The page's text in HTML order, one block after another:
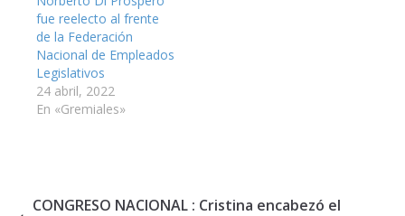
fue reelecto al frente
de la Federación
Nacional de Empleados
Legislativos
24 abril, 2022
En «Gremiales»
CONGRESO NACIONAL : Cristina encabezó el